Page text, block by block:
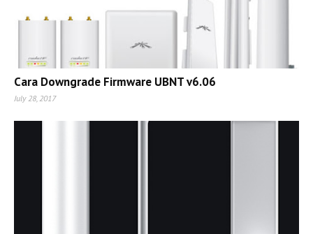
Cara Downgrade Firmware UBNT v6.06
July 28, 2017